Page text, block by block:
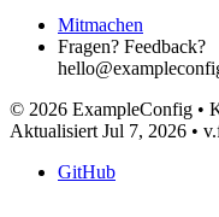
Mitmachen
Fragen? Feedback?
© 2026 ExampleConfig •
Aktualisiert Jul 7, 2026 •
GitHub